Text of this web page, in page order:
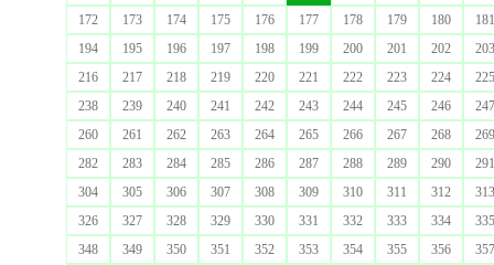
172
173 174 175 176 177 178 179 180
181
194
195 196 197 198 199 200 201 202
203
216
217 218 219 220 221 222 223 224
225
238
239 240 241 242 243 244 245 246
247
260
261 262 263 264 265 266 267 268
269
282
283 284 285 286 287 288 289 290
291
304
305 306 307 308 309 310 311 312
313
326
327 328 329 330 331 332 333 334
335
348
349 350 351 352 353 354 355 356
357